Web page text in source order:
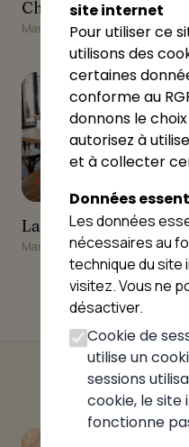
Chez Vani
Marlieux
La Mitaine
9
★★★★★
La Mitaine
Marlieux
site internet
Pour utiliser ce
utilisons des
certaines
conforme au
donnons le
autorisez à
et à collecter
Données
Les données
nécessaires au
technique du site
visitez. Vous ne
désactiver.
Cookie de
utilise un
sessions
cookie, le
fonctionne